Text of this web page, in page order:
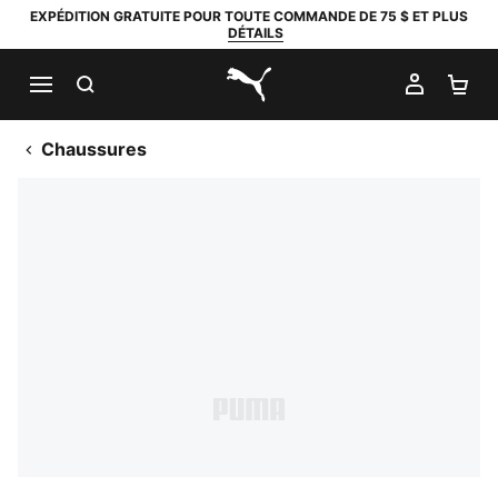
EXPÉDITION GRATUITE POUR TOUTE COMMANDE DE 75 $ ET PLUS
DÉTAILS
PUMA.com
MON
Chaussures